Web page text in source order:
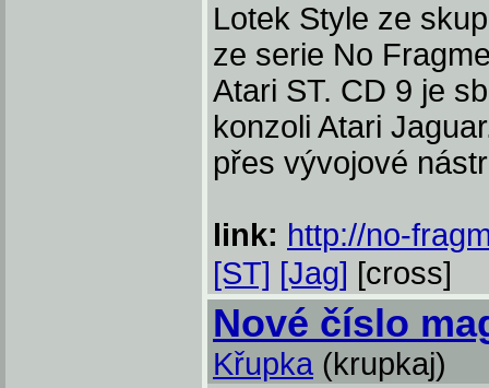
Lotek Style ze
ze serie No
Atari ST. CD 9 je
konzoli Atari
přes vývojové
link: http://no-
[ST] [Jag] [cross]
Nové číslo
Křupka (krupkaj)